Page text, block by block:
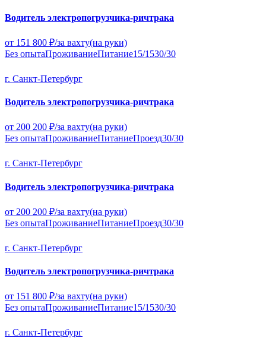
Водитель электропогрузчика-ричтрака
от 151 800 ₽/за вахту(на руки)
Без опытаПроживаниеПитание15/1530/30
г. Санкт-Петербург
Водитель электропогрузчика-ричтрака
от 200 200 ₽/за вахту(на руки)
Без опытаПроживаниеПитаниеПроезд30/30
г. Санкт-Петербург
Водитель электропогрузчика-ричтрака
от 200 200 ₽/за вахту(на руки)
Без опытаПроживаниеПитаниеПроезд30/30
г. Санкт-Петербург
Водитель электропогрузчика-ричтрака
от 151 800 ₽/за вахту(на руки)
Без опытаПроживаниеПитание15/1530/30
г. Санкт-Петербург